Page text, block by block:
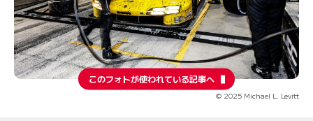
このフォトが使われている記事へ
© 2025 Michael L. Levitt